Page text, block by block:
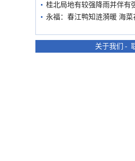
桂北局地有较强降雨并伴有
永福：春江鸭知涟漪暖 海菜
关于我们 -